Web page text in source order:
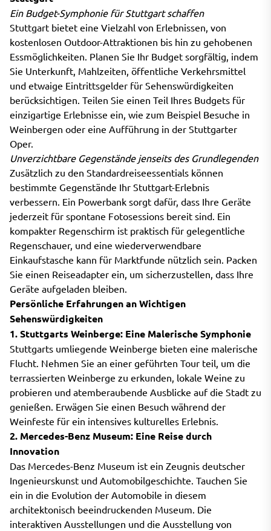
Ein Budget-Symphonie für Stuttgart schaffen
Stuttgart bietet eine Vielzahl von Erlebnissen, von
kostenlosen Outdoor-Attraktionen bis hin zu gehobenen
Essmöglichkeiten. Planen Sie Ihr Budget sorgfältig, indem
Sie Unterkunft, Mahlzeiten, öffentliche Verkehrsmittel
und etwaige Eintrittsgelder für Sehenswürdigkeiten
berücksichtigen. Teilen Sie einen Teil Ihres Budgets für
einzigartige Erlebnisse ein, wie zum Beispiel Besuche in
Weinbergen oder eine Aufführung in der Stuttgarter
Oper.
Unverzichtbare Gegenstände jenseits des Grundlegenden
Zusätzlich zu den Standardreiseessentials können
bestimmte Gegenstände Ihr Stuttgart-Erlebnis
verbessern. Ein Powerbank sorgt dafür, dass Ihre Geräte
jederzeit für spontane Fotosessions bereit sind. Ein
kompakter Regenschirm ist praktisch für gelegentliche
Regenschauer, und eine wiederverwendbare
Einkaufstasche kann für Marktfunde nützlich sein. Packen
Sie einen Reiseadapter ein, um sicherzustellen, dass Ihre
Geräte aufgeladen bleiben.
Persönliche Erfahrungen an Wichtigen
Sehenswürdigkeiten
1. Stuttgarts Weinberge: Eine Malerische Symphonie
Stuttgarts umliegende Weinberge bieten eine malerische
Flucht. Nehmen Sie an einer geführten Tour teil, um die
terrassierten Weinberge zu erkunden, lokale Weine zu
probieren und atemberaubende Ausblicke auf die Stadt zu
genießen. Erwägen Sie einen Besuch während der
Weinfeste für ein intensives kulturelles Erlebnis.
2. Mercedes-Benz Museum: Eine Reise durch
Innovation
Das Mercedes-Benz Museum ist ein Zeugnis deutscher
Ingenieurskunst und Automobilgeschichte. Tauchen Sie
ein in die Evolution der Automobile in diesem
architektonisch beeindruckenden Museum. Die
interaktiven Ausstellungen und die Ausstellung von